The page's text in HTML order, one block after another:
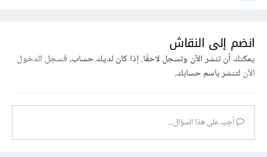
انضم إلى النقاش
يمكنك أن تنشر الآن وتسجل لاحقًا. إذا كان لديك حساب،فسجل الدخول
الآنلتنشر باسم حسابك.
أجب على هذا السؤال...